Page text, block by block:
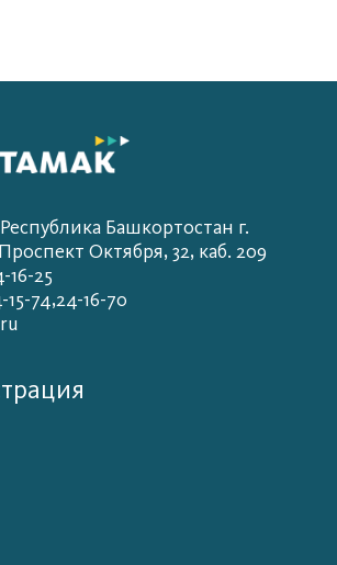
Башкортостан г.
Октября, 32, каб. 209
16-25
15-74,24-16-70